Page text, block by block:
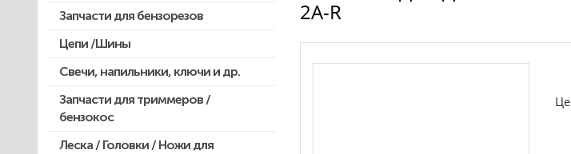
Запчасти для бензопил Stihl
Запчасти для бензопил Husqvarna,
Запчасти для Китайских бензопил
Запчасти для бензопил Oleo-mac,
Echo и др.
Запчасти для бензорезов
Цепи /Шины
Свечи, напильники, ключи и др.
Запчасти для триммеров /
бензокос
Запчасти для Китайских триммеров
Леска / Головки / Ножи для
2A-R